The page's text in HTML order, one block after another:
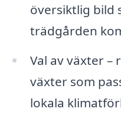
översiktlig bild
trädgården
Val av växter
växter som
lokala